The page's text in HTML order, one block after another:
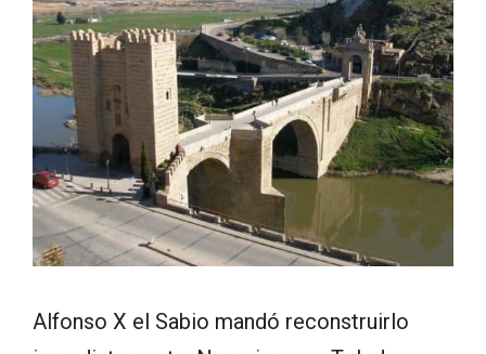
Alfonso X el Sabio mandó reconstruirlo